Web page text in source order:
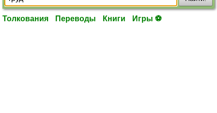
Толкования Переводы Книги Игры ⚽